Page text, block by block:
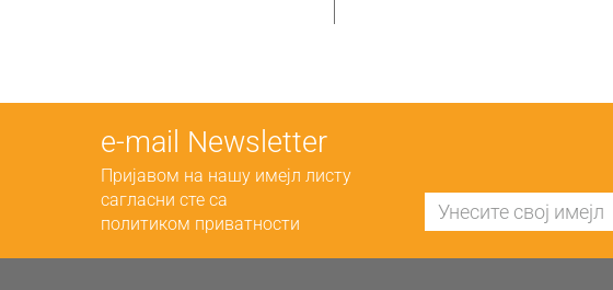
е-mail Newsletter
Пријавом на нашу имејл листу
сагласни сте са
политиком приватности